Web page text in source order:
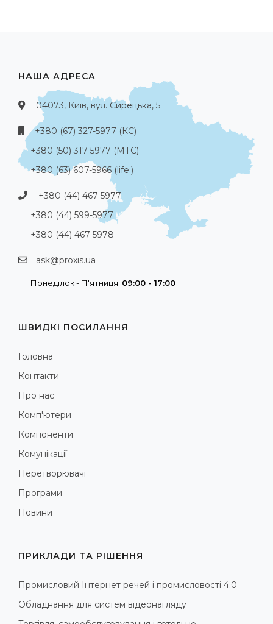
НАША АДРЕСА
04073, Київ, вул. Сирецька, 5
+380 (67) 327-5977 (КС)
+380 (50) 317-5977 (МТС)
+380 (63) 607-5966 (life:)
+380 (44) 467-5977
+380 (44) 599-5977
+380 (44) 467-5978
ask@proxis.ua
Понеділок - П'ятниця: 09:00 - 17:00
ШВИДКІ ПОСИЛАННЯ
Головна
Контакти
Про нас
Комп'ютери
Компоненти
Комунікації
Перетворювачі
Програми
Новини
ПРИКЛАДИ ТА РІШЕННЯ
Промисловий Інтернет речей і промисловості 4.0
Обладнання для систем відеонагляду